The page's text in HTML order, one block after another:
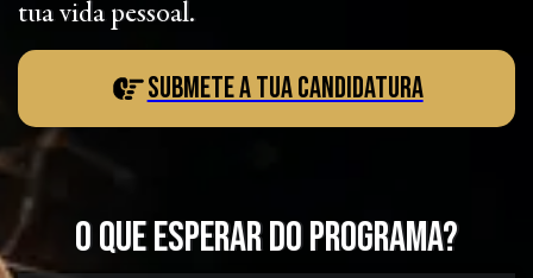
tua vida pessoal.
Submete a Tua Candidatura
O que esperar do programa?